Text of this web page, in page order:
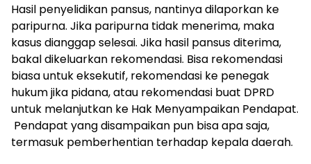
Hasil penyelidikan pansus, nantinya dilaporkan ke
paripurna. Jika paripurna tidak menerima, maka
kasus dianggap selesai. Jika hasil pansus diterima,
bakal dikeluarkan rekomendasi. Bisa rekomendasi
biasa untuk eksekutif, rekomendasi ke penegak
hukum jika pidana, atau rekomendasi buat DPRD
untuk melanjutkan ke Hak Menyampaikan Pendapat.
Pendapat yang disampaikan pun bisa apa saja,
termasuk pemberhentian terhadap kepala daerah.